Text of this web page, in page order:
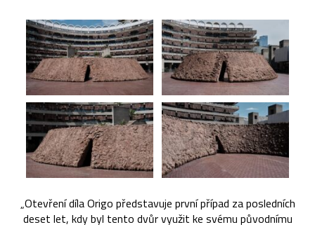
„Otevření díla Origo představuje první případ za posledních
deset let, kdy byl tento dvůr využit ke svému původnímu